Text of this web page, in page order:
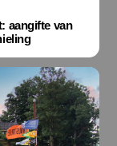
aangifte van